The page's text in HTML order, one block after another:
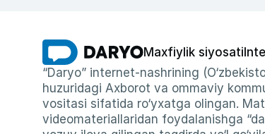
Maxfiylik siyosati
“Daryo” internet-nashrining
huzuridagi Axborot va ommaviy
vositasi sifatida ro‘yxatga olingan.
videomateriallaridan foydalanishga